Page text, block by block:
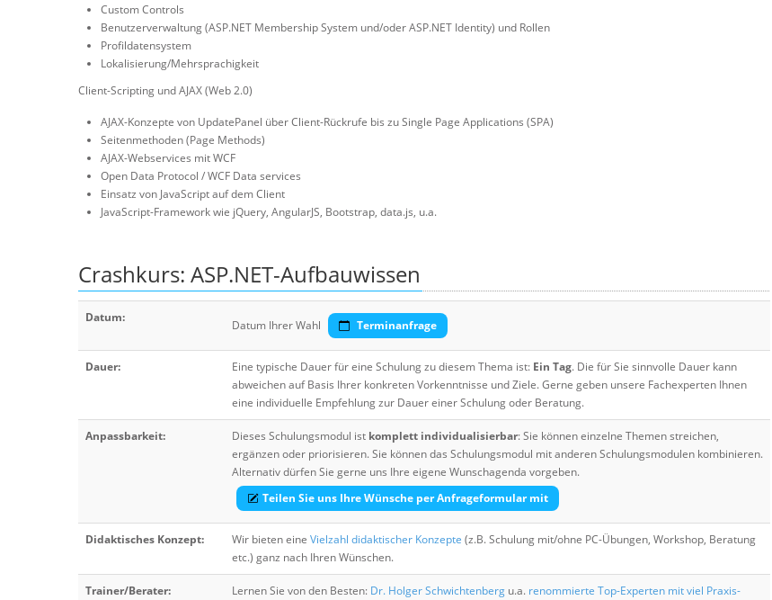
Custom Controls
Benutzerverwaltung (ASP.NET Membership System und/oder ASP.NET Identity) und Rollen
Profildatensystem
Lokalisierung/Mehrsprachigkeit
Client-Scripting und AJAX (Web 2.0)
AJAX-Konzepte von UpdatePanel über Client-Rückrufe bis zu Single Page Applications (SPA)
Seitenmethoden (Page Methods)
AJAX-Webservices mit WCF
Open Data Protocol / WCF Data services
Einsatz von JavaScript auf dem Client
JavaScript-Framework wie jQuery, AngularJS, Bootstrap, data.js, u.a.
Crashkurs: ASP.NET-Aufbauwissen
Datum:
Datum Ihrer Wahl Terminanfrage
Dauer: Eine typische Dauer für eine Schulung zu diesem Thema ist: Ein Tag. Die für Sie sinnvolle Dauer kann
abweichen auf Basis Ihrer konkreten Vorkenntnisse und Ziele. Gerne geben unsere Fachexperten Ihnen
eine individuelle Empfehlung zur Dauer einer Schulung oder Beratung.
Anpassbarkeit: Dieses Schulungsmodul ist komplett individualisierbar: Sie können einzelne Themen streichen,
ergänzen oder priorisieren. Sie können das Schulungsmodul mit anderen Schulungsmodulen kombinieren.
Alternativ dürfen Sie gerne uns Ihre eigene Wunschagenda vorgeben.
Teilen Sie uns Ihre Wünsche per Anfrageformular mit
Didaktisches Konzept: Wir bieten eine Vielzahl didaktischer Konzepte (z.B. Schulung mit/ohne PC-Übungen, Workshop, Beratung
etc.) ganz nach Ihren Wünschen.
Trainer/Berater: Lernen Sie von den Besten: Dr. Holger Schwichtenberg u.a. renommierte Top-Experten mit viel Praxis-